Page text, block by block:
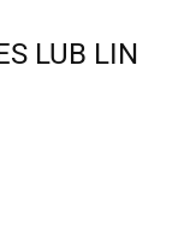
LUB LIN